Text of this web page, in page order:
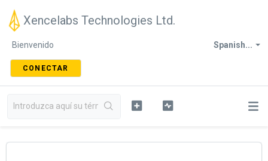
Xencelabs Technologies Ltd.
Spanish...
Bienvenido
CONECTAR